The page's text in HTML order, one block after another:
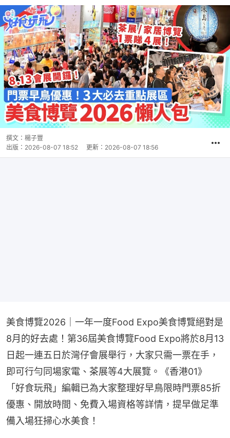
撰文： 楊子豐
出版： 2026-08-07 18:52 更新： 2026-08-07 18:56
美食博覽2026｜一年一度Food Expo美食博覽絕對是
8月的好去處！第36屆美食博覽Food Expo將於8月13
日起一連五日於灣仔會展舉行，大家只需一票在手，
即可行勻同場家電、茶展等4大展覽。《香港01》
「好食玩飛」編輯已為大家整理好早鳥限時門票85折
優惠、開放時間、免費入場資格等詳情，提早做足準
備入場狂掃心水美食！